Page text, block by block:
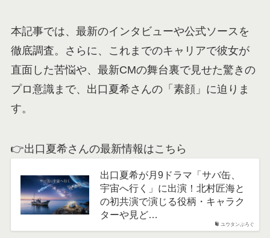
本記事では、最新のインタビューや公式ソースを
徹底調査。さらに、これまでのキャリアで彼女が
直面した苦悩や、最新CMの舞台裏で見せた驚きの
プロ意識まで、出口夏希さんの「素顔」に迫りま
す。
👉出口夏希さんの最新情報はこちら
ユウタンぶろぐ
出口夏希が月9ドラマ「サバ缶、
宇宙へ行く」に出演！北村匠海と
の初共演で演じる役柄・キャラク
ターや見ど…